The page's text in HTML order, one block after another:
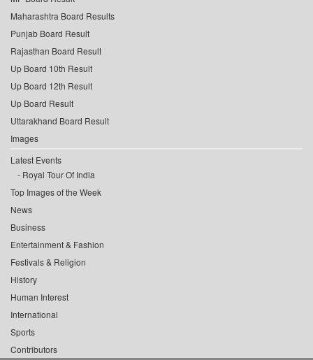
Maharashtra Board Results
Punjab Board Result
Rajasthan Board Result
Up Board 10th Result
Up Board 12th Result
Up Board Result
Uttarakhand Board Result
Images
Latest Events
Royal Tour Of India
Top Images of the Week
News
Business
Entertainment & Fashion
Festivals & Religion
History
Human Interest
International
Sports
Contributors